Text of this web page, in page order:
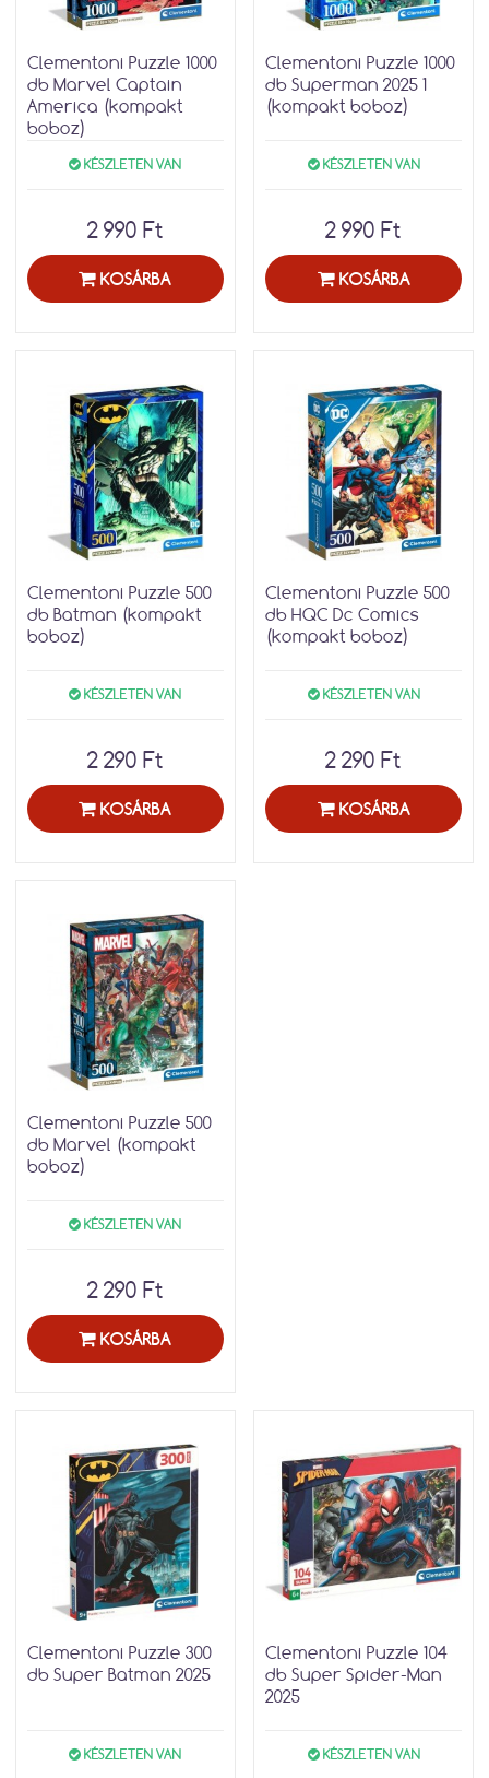
Clementoni Puzzle 1000
db Marvel Captain
America (kompakt
boboz)
KÉSZLETEN VAN
2 990 Ft
KOSÁRBA
Clementoni Puzzle 1000
db Superman 2025 1
(kompakt boboz)
KÉSZLETEN VAN
2 990 Ft
KOSÁRBA
Clementoni Puzzle 500
db Batman (kompakt
boboz)
KÉSZLETEN VAN
2 290 Ft
KOSÁRBA
Clementoni Puzzle 500
db HQC Dc Comics
(kompakt boboz)
KÉSZLETEN VAN
2 290 Ft
KOSÁRBA
Clementoni Puzzle 500
db Marvel (kompakt
boboz)
KÉSZLETEN VAN
2 290 Ft
KOSÁRBA
Clementoni Puzzle 300
db Super Batman 2025
KÉSZLETEN VAN
Clementoni Puzzle 104
db Super Spider-Man
2025
KÉSZLETEN VAN